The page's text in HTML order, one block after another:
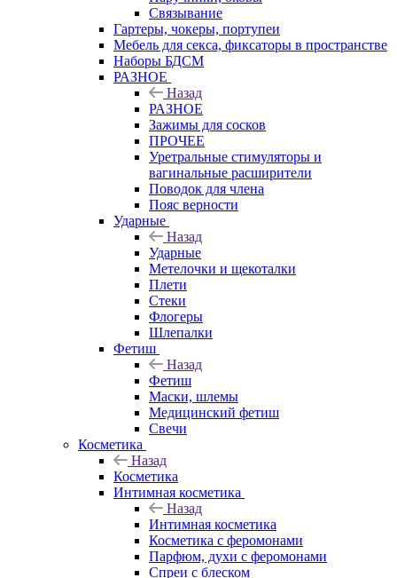
Связывание
Гартеры, чокеры, портупеи
Мебель для секса, фиксаторы в пространстве
Наборы БДСМ
РАЗНОЕ
Назад
РАЗНОЕ
Зажимы для сосков
ПРОЧЕЕ
Уретральные стимуляторы и
вагинальные расширители
Поводок для члена
Пояс верности
Ударные
Назад
Ударные
Метелочки и щекоталки
Плети
Стеки
Флогеры
Шлепалки
Фетиш
Назад
Фетиш
Маски, шлемы
Медицинский фетиш
Свечи
Косметика
Назад
Косметика
Интимная косметика
Назад
Интимная косметика
Косметика с феромонами
Парфюм, духи с феромонами
Спреи с блеском